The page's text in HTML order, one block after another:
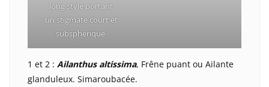
long style portant
un stigmate court et
subsphérique.
1 et 2 : Ailanthus altissima, Frêne puant ou Ailante
glanduleux. Simaroubacée.